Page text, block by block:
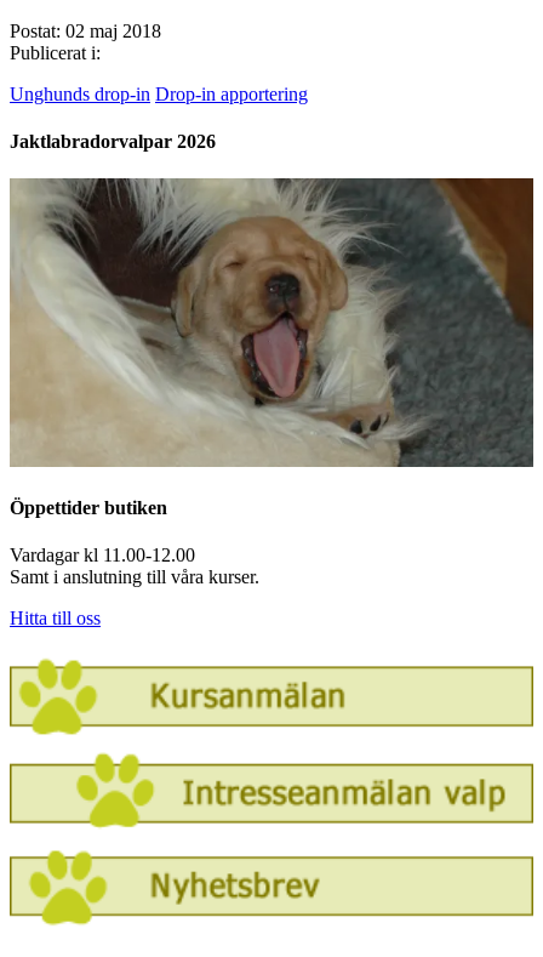
Postat: 02 maj 2018
Publicerat i:
Unghunds drop-in Drop-in apportering
Jaktlabradorvalpar 2026
Öppettider butiken
Vardagar kl 11.00-12.00
Samt i anslutning till våra kurser.
Hitta till oss